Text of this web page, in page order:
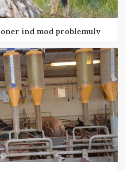
ind mod problemulv